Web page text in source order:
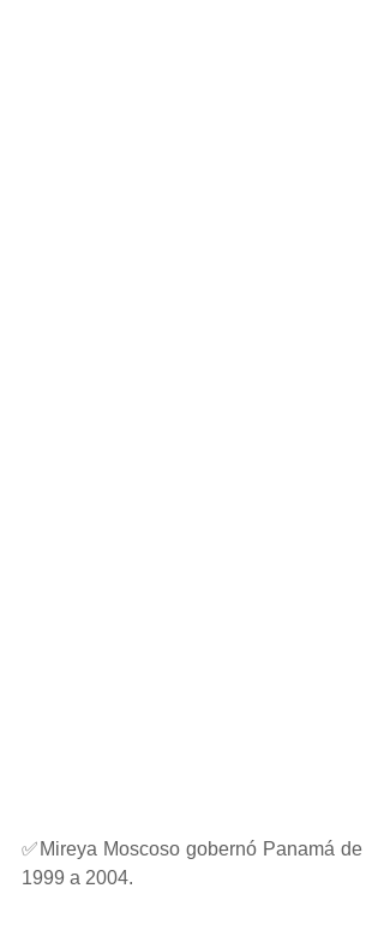
✅Mireya Moscoso gobernó Panamá de
1999 a 2004.